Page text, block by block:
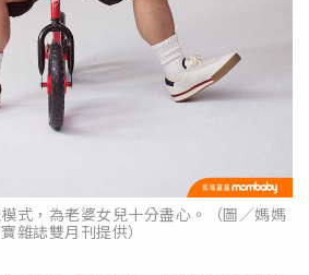
式，為老婆女兒十分盡心。（圖／媽媽
雜誌雙月刊提供）